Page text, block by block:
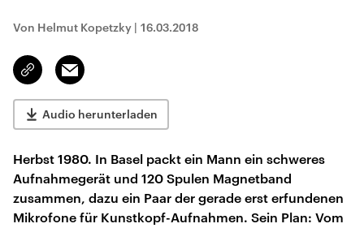
Von Helmut Kopetzky | 16.03.2018
Link
kopieren/teilen
Email
Audio herunterladen
Herbst 1980. In Basel packt ein Mann ein schweres
Aufnahmegerät und 120 Spulen Magnetband
zusammen, dazu ein Paar der gerade erst erfundenen
Mikrofone für Kunstkopf-Aufnahmen. Sein Plan: Vom